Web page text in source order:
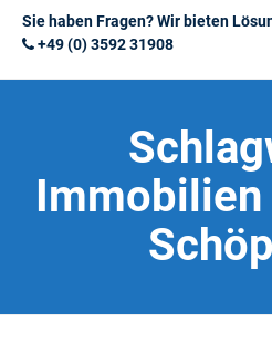
Sie haben Fragen? Wir bieten
+49 (0) 3592 31908